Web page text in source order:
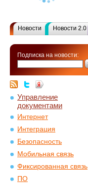
Новости Новости 2.0
Подписка на новости:
Управление
документами
Интернет
Интеграция
Безопасность
Мобильная связь
Фиксированная связь
ПО